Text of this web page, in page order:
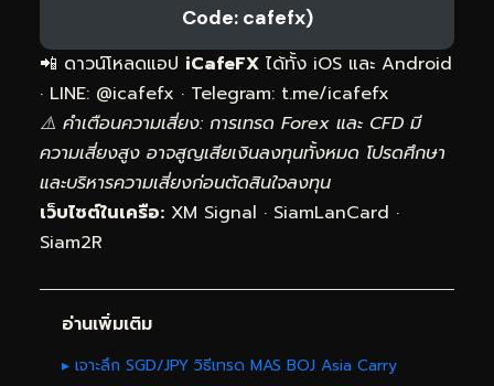
Code: cafefx)
📲 ดาวน์โหลดแอป iCafeFX ได้ทั้ง iOS และ Android
· LINE: @icafefx · Telegram: t.me/icafefx
⚠️ คำเตือนความเสี่ยง: การเทรด Forex และ CFD มี
ความเสี่ยงสูง อาจสูญเสียเงินลงทุนทั้งหมด โปรดศึกษา
และบริหารความเสี่ยงก่อนตัดสินใจลงทุน
เว็บไซต์ในเครือ: XM Signal · SiamLanCard ·
Siam2R
อ่านเพิ่มเติม
▸ เจาะลึก SGD/JPY วิธีเทรด MAS BOJ Asia Carry